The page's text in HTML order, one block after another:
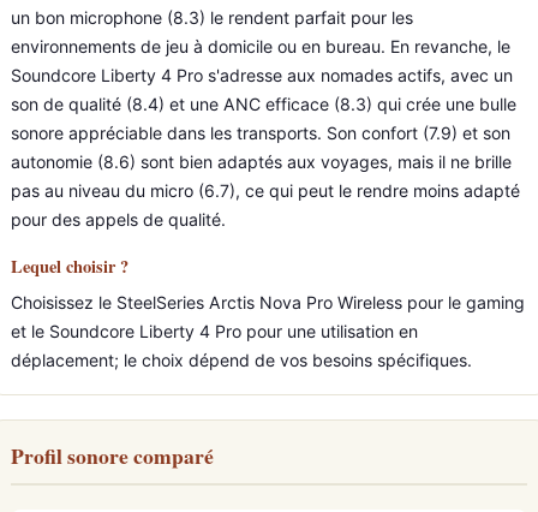
un bon microphone (8.3) le rendent parfait pour les
environnements de jeu à domicile ou en bureau. En revanche, le
Soundcore Liberty 4 Pro s'adresse aux nomades actifs, avec un
son de qualité (8.4) et une ANC efficace (8.3) qui crée une bulle
sonore appréciable dans les transports. Son confort (7.9) et son
autonomie (8.6) sont bien adaptés aux voyages, mais il ne brille
pas au niveau du micro (6.7), ce qui peut le rendre moins adapté
pour des appels de qualité.
Lequel choisir ?
Choisissez le SteelSeries Arctis Nova Pro Wireless pour le gaming
et le Soundcore Liberty 4 Pro pour une utilisation en
déplacement; le choix dépend de vos besoins spécifiques.
Profil sonore comparé